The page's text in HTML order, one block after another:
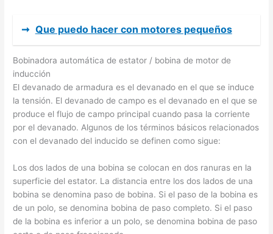
➞ Que puedo hacer con motores pequeños
Bobinadora automática de estator / bobina de motor de
inducción
El devanado de armadura es el devanado en el que se induce
la tensión. El devanado de campo es el devanado en el que se
produce el flujo de campo principal cuando pasa la corriente
por el devanado. Algunos de los términos básicos relacionados
con el devanado del inducido se definen como sigue:
Los dos lados de una bobina se colocan en dos ranuras en la
superficie del estator. La distancia entre los dos lados de una
bobina se denomina paso de bobina. Si el paso de la bobina es
de un polo, se denomina bobina de paso completo. Si el paso
de la bobina es inferior a un polo, se denomina bobina de paso